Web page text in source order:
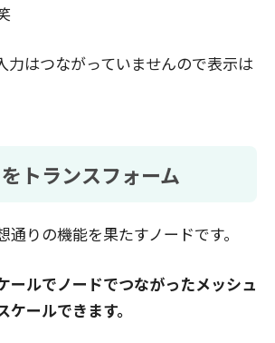
力はつながっていませんので表示は
トランスフォーム
通りの機能を果たすノードです。
ールでノードでつながったメッシュ
ールできます。